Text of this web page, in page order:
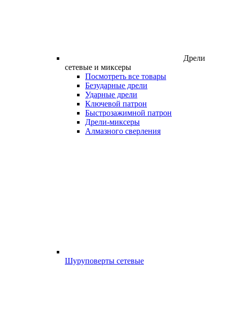
Дрели
сетевые и миксеры
Посмотреть все товары
Безударные дрели
Ударные дрели
Ключевой патрон
Быстрозажимной патрон
Дрели-миксеры
Алмазного сверления
Шуруповерты сетевые